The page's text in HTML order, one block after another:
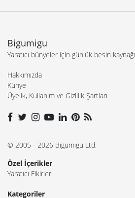
Bigumigu
Yaratıcı bünyeler için günlük besin kaynağı
Hakkımızda
Künye
Üyelik, Kullanım ve Gizlilik Şartları
© 2005 - 2026 Bigumigu Ltd.
Özel İçerikler
Yaratıcı Fikirler
Kategoriler